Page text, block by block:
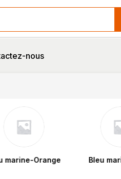
nous
Bleu marine-Rose